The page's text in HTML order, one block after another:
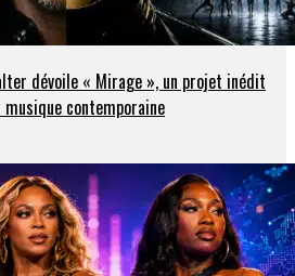
dévoile « Mirage », un projet inédit
contemporaine